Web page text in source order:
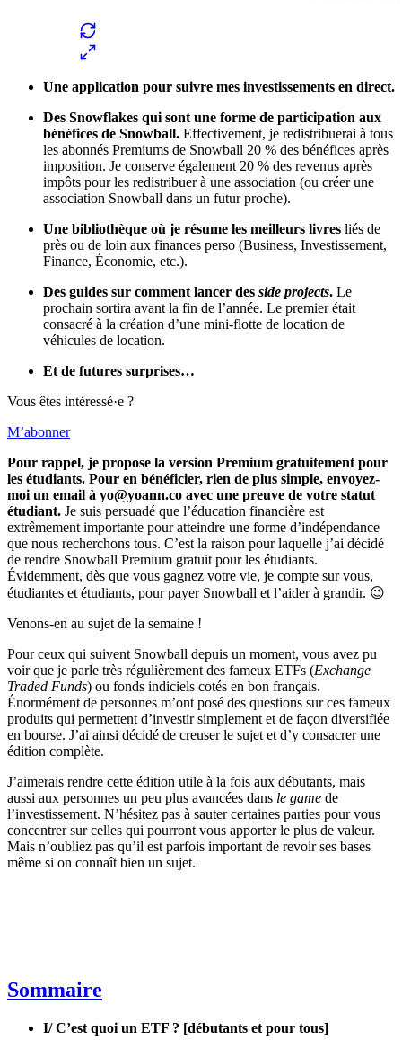
Une application pour suivre mes investissements en direct.
Des Snowflakes qui sont une forme de participation aux
bénéfices de Snowball. Effectivement, je redistribuerai à tous
les abonnés Premiums de Snowball 20 % des bénéfices après
imposition. Je conserve également 20 % des revenus après
impôts pour les redistribuer à une association (ou créer une
association Snowball dans un futur proche).
Une bibliothèque où je résume les meilleurs livres liés de
près ou de loin aux finances perso (Business, Investissement,
Finance, Économie, etc.).
Des guides sur comment lancer des side projects. Le
prochain sortira avant la fin de l’année. Le premier était
consacré à la création d’une mini-flotte de location de
véhicules de location.
Et de futures surprises…
Vous êtes intéressé·e ?
M’abonner
Pour rappel, je propose la version Premium gratuitement pour
les étudiants. Pour en bénéficier, rien de plus simple, envoyez-
moi un email à yo@yoann.co avec une preuve de votre statut
étudiant. Je suis persuadé que l’éducation financière est
extrêmement importante pour atteindre une forme d’indépendance
que nous recherchons tous. C’est la raison pour laquelle j’ai décidé
de rendre Snowball Premium gratuit pour les étudiants.
Évidemment, dès que vous gagnez votre vie, je compte sur vous,
étudiantes et étudiants, pour payer Snowball et l’aider à grandir. 😉
Venons-en au sujet de la semaine !
Pour ceux qui suivent Snowball depuis un moment, vous avez pu
voir que je parle très régulièrement des fameux ETFs (Exchange
Traded Funds) ou fonds indiciels cotés en bon français.
Énormément de personnes m’ont posé des questions sur ces fameux
produits qui permettent d’investir simplement et de façon diversifiée
en bourse. J’ai ainsi décidé de creuser le sujet et d’y consacrer une
édition complète.
J’aimerais rendre cette édition utile à la fois aux débutants, mais
aussi aux personnes un peu plus avancées dans le game de
l’investissement. N’hésitez pas à sauter certaines parties pour vous
concentrer sur celles qui pourront vous apporter le plus de valeur.
Mais n’oubliez pas qu’il est parfois important de revoir ses bases
même si on connaît bien un sujet.
Sommaire
I/ C’est quoi un ETF ? [débutants et pour tous]